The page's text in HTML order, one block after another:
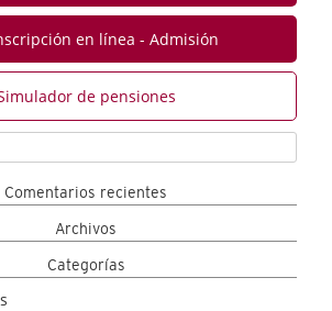
en línea - Admisión
de pensiones
Comentarios recientes
Archivos
Categorías